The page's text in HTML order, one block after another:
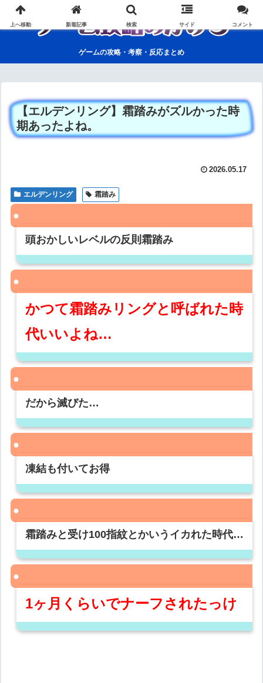
ゲームの攻略・考察・反応まとめ
【エルデンリング】霜踏みがズルかった時
期あったよね。
2026.05.17
エルデンリング 霜踏み
頭おかしいレベルの反則霜踏み
かつて霜踏みリングと呼ばれた時
代いいよね…
だから滅びた…
凍結も付いてお得
霜踏みと受け100指紋とかいうイカれた時代…
1ヶ月くらいでナーフされたっけ
上へ移動 新着記事 検索 サイド コメント